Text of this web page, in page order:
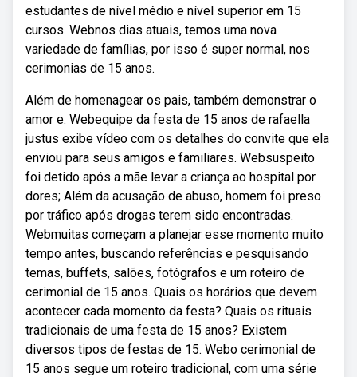
estudantes de nível médio e nível superior em 15
cursos. Webnos dias atuais, temos uma nova
variedade de famílias, por isso é super normal, nos
cerimonias de 15 anos.
Além de homenagear os pais, também demonstrar o
amor e. Webequipe da festa de 15 anos de rafaella
justus exibe vídeo com os detalhes do convite que ela
enviou para seus amigos e familiares. Websuspeito
foi detido após a mãe levar a criança ao hospital por
dores; Além da acusação de abuso, homem foi preso
por tráfico após drogas terem sido encontradas.
Webmuitas começam a planejar esse momento muito
tempo antes, buscando referências e pesquisando
temas, buffets, salões, fotógrafos e um roteiro de
cerimonial de 15 anos. Quais os horários que devem
acontecer cada momento da festa? Quais os rituais
tradicionais de uma festa de 15 anos? Existem
diversos tipos de festas de 15. Webo cerimonial de
15 anos segue um roteiro tradicional, com uma série